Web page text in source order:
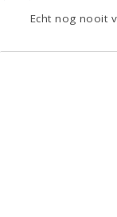
Echt nog nooit